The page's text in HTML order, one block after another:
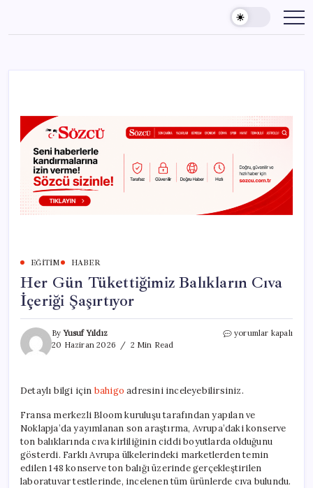
content
EĞITIM HABER
Her Gün Tükettiğimiz Balıkların Cıva
İçeriği Şaşırtıyor
ByYusuf Yıldız
20 Haziran 2026
2 Min Read
Her
İçeriği
için
yorumlar kapalı
Detaylı bilgi için bahigo adresini inceleyebilirsiniz.
Fransa merkezli Bloom kuruluşu tarafından yapılan ve
Noklapja’da yayımlanan son araştırma, Avrupa’daki konserve
ton balıklarında cıva kirliliğinin ciddi boyutlarda olduğunu
gösterdi. Farklı Avrupa ülkelerindeki marketlerden temin
edilen 148 konserve ton balığı üzerinde gerçekleştirilen
laboratuvar testlerinde, incelenen tüm ürünlerde cıva bulundu.